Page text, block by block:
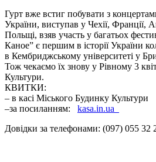
Гурт вже встиг побувати з
України, виступав у Чехії, Франції,
Польщі, взяв участь у багатьох
Каное” є першим в історії України
в Кембриджському університеті у
Тож чекаємо їх знову у Рівному 3
Культури.
КВИТКИ:
– в касі Міського Будинку Культури
–за посиланням: kasa.in.ua
Довідки за телефонами: (097) 055 32